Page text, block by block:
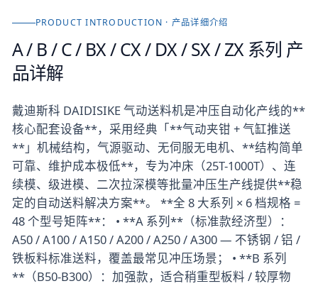
PRODUCT INTRODUCTION · 产品详细介绍
A / B / C / BX / CX / DX / SX / ZX 系列 产
品详解
戴迪斯科 DAIDISIKE 气动送料机是冲压自动化产线的**
核心配套设备**，采用经典「**气动夹钳 + 气缸推送
**」机械结构，气源驱动、无伺服无电机、**结构简单
可靠、维护成本极低**，专为冲床（25T-1000T）、连
续模、级进模、二次拉深模等批量冲压生产线提供**稳
定的自动送料解决方案**。 **全 8 大系列 × 6 档规格 =
48 个型号矩阵**： • **A 系列**（标准款经济型）：
A50 / A100 / A150 / A200 / A250 / A300 — 不锈钢 / 铝 /
铁板料标准送料，覆盖最常见冲压场景； • **B 系列
**（B50-B300）：加强款，适合稍重型板料 / 较厚物